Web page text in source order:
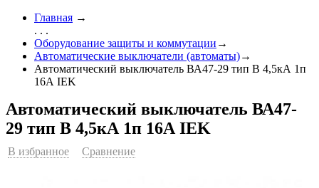
Главная →
. . .
Оборудование защиты и коммутации →
Автоматические выключатели (автоматы)→
Автоматический выключатель ВА47-29 тип B 4,5кА 1п
16А IEK
Автоматический выключатель ВА47-
29 тип B 4,5кА 1п 16А IEK
В избранное Сравнение